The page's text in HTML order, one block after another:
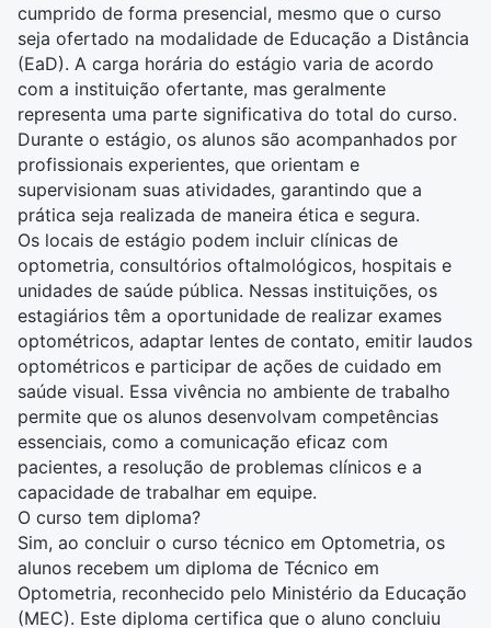
cumprido de forma presencial, mesmo que o curso
seja ofertado na modalidade de Educação a Distância
(EaD). A carga horária do estágio varia de acordo
com a instituição ofertante, mas geralmente
representa uma parte significativa do total do curso.
Durante o estágio, os alunos são acompanhados por
profissionais experientes, que orientam e
supervisionam suas atividades, garantindo que a
prática seja realizada de maneira ética e segura.
Os locais de estágio podem incluir clínicas de
optometria, consultórios oftalmológicos, hospitais e
unidades de saúde pública. Nessas instituições, os
estagiários têm a oportunidade de realizar exames
optométricos, adaptar lentes de contato, emitir laudos
optométricos e participar de ações de cuidado em
saúde visual. Essa vivência no ambiente de trabalho
permite que os alunos desenvolvam competências
essenciais, como a comunicação eficaz com
pacientes, a resolução de problemas clínicos e a
capacidade de trabalhar em equipe.
O curso tem diploma?
Sim, ao concluir o curso técnico em Optometria, os
alunos recebem um diploma de Técnico em
Optometria, reconhecido pelo Ministério da Educação
(MEC). Este diploma certifica que o aluno concluiu